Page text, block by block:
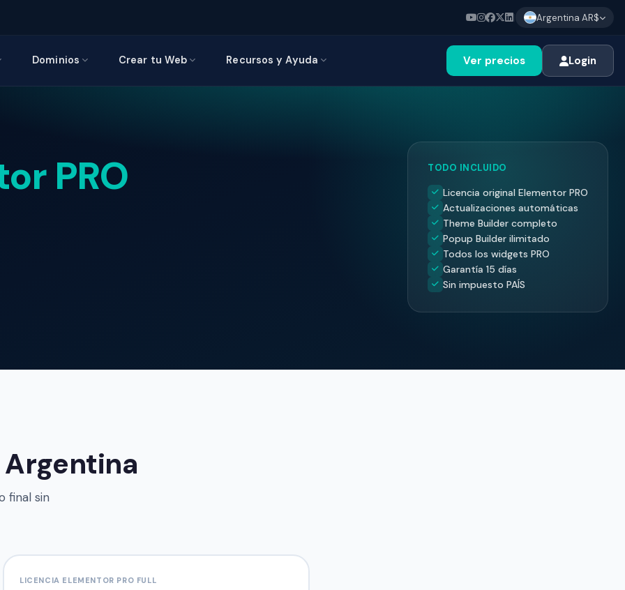
Argentina AR$
Dominios Crear tu Web Recursos y Ayuda Ver precios Login
PRO TODO INCLUIDO
Licencia original Elementor PRO
Actualizaciones automáticas
Theme Builder completo
Popup Builder ilimitado
Todos los widgets PRO
Garantía 15 días
Sin impuesto PAÍS
Argentina
final sin
LICENCIA ELEMENTOR PRO FULL